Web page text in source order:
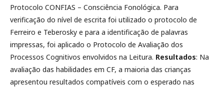
Protocolo CONFIAS – Consciência Fonológica. Para
verificação do nível de escrita foi utilizado o protocolo de
Ferreiro e Teberosky e para a identificação de palavras
impressas, foi aplicado o Protocolo de Avaliação dos
Processos Cognitivos envolvidos na Leitura. Resultados: Na
avaliação das habilidades em CF, a maioria das crianças
apresentou resultados compatíveis com o esperado nas